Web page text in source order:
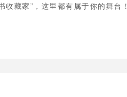
藏家”，这里都有属于你的舞台！